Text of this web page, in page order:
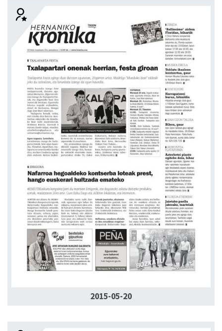
2015-05-20